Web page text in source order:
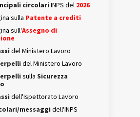
circolari INPS del 2026
sulla Patente a crediti
sull'Assegno di
del Ministero Lavoro
del Ministero Lavoro
sulla Sicurezza
dell'Ispettorato Lavoro
messaggi dell'INPS